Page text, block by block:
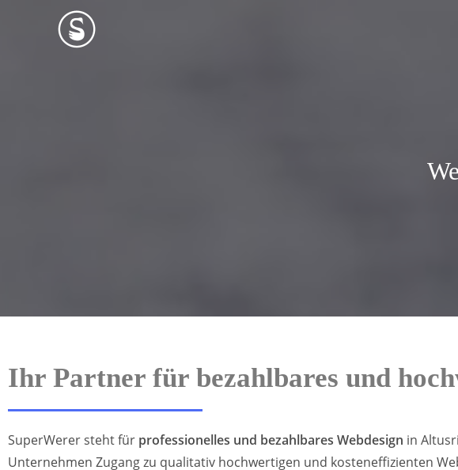
Ihr Partner für bezahlbares und
SuperWerer steht für professionelles und bezahlbares Webdesign in
Unternehmen Zugang zu qualitativ hochwertigen und kosteneffizienten